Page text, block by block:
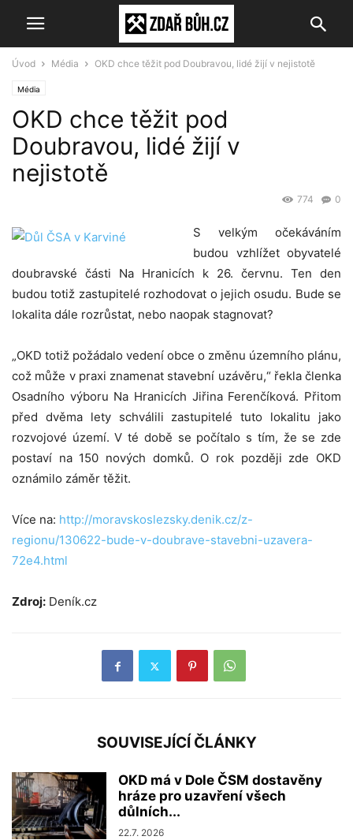
Úvod Média OKD chce těžit pod Doubravou, lidé žijí v nejistotě
Média
OKD chce těžit pod
Doubravou, lidé žijí v
nejistotě
0
774
S velkým očekáváním
budou vzhlížet obyvatelé
doubravské části Na Hranicích k 26. červnu. Ten den
budou totiž zastupitelé rozhodovat o jejich osudu. Bude se
lokalita dále rozrůstat, nebo naopak stagnovat?
„OKD totiž požádalo vedení obce o změnu územního plánu,
což může v praxi znamenat stavební uzávěru,“ řekla členka
Osadního výboru Na Hranicích Jiřina Ferenčíková. Přitom
před dvěma lety schválili zastupitelé tuto lokalitu jako
rozvojové území. V té době se počítalo s tím, že se zde
postaví na 150 nových domků. O rok později zde OKD
oznámilo záměr těžit.
Více na: http://moravskoslezsky.denik.cz/z-
regionu/130622-bude-v-doubrave-stavebni-uzavera-
72e4.html
Zdroj: Deník.cz
SOUVISEJÍCÍ ČLÁNKY
OKD má v Dole ČSM dostavěny
hráze pro uzavření všech
důlních...
22.7. 2026